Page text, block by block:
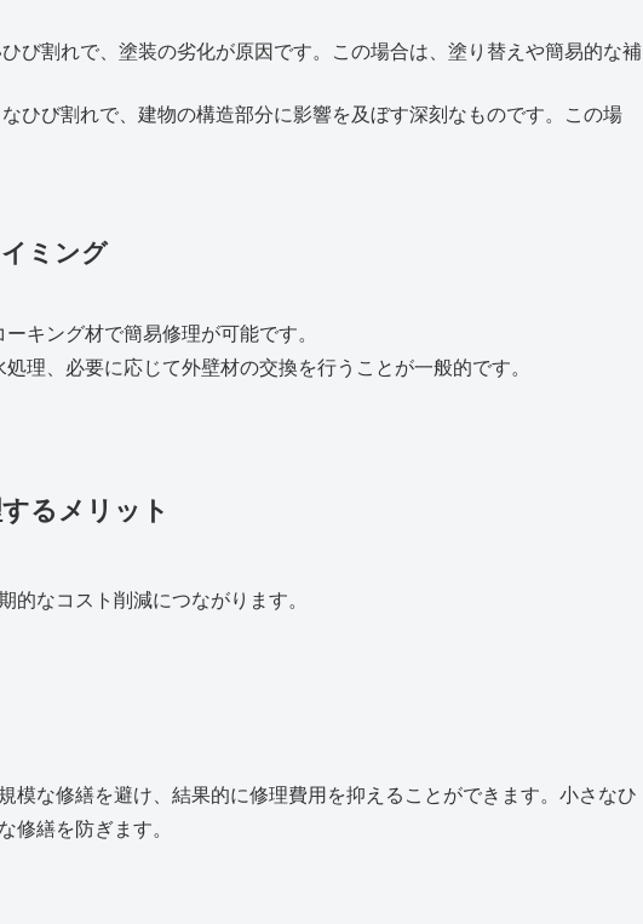
ひび割れで、塗装の劣化が原因です。この場合は、塗り替えや簡易的な補
なひび割れで、建物の構造部分に影響を及ぼす深刻なものです。この場
ミング
ーキング材で簡易修理が可能です。
処理、必要に応じて外壁材の交換を行うことが一般的です。
るメリット
的なコスト削減につながります。
模な修繕を避け、結果的に修理費用を抑えることができます。小さなひ
修繕を防ぎます。